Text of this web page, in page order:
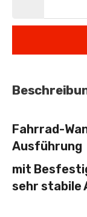
Fahrrad-
Ausführung
mit
sehr stabile